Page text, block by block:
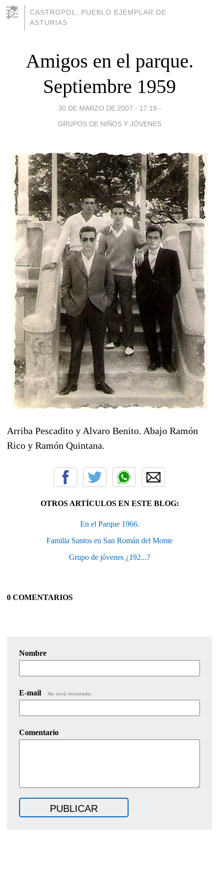
CASTROPOL, PUEBLO EJEMPLAR DE
ASTURIAS
Amigos en el parque.
Septiembre 1959
30 DE MARZO DE 2007 - 17:19 -
GRUPOS DE NIÑOS Y JÓVENES
Arriba Pescadito y Alvaro Benito. Abajo Ramón
Rico y Ramón Quintana.
OTROS ARTÍCULOS EN ESTE BLOG:
En el Parque 1966.
Familia Santos en San Román del Monte
Grupo de jóvenes ¿192...?
0 COMENTARIOS
Nombre
E-mail No será mostrado.
Comentario